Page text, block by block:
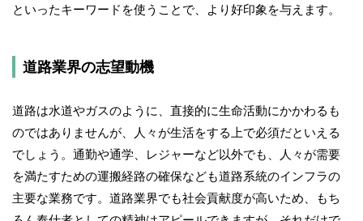
といったキーワードを使うことで、より好印象を与えます。
道路業界の志望動機
道路は水道やガスのように、直接的に生命活動にかかわるも
のではありませんが、人々が生活をする上で必須だといえる
でしょう。通勤や通学、レジャーなど以外でも、人々が需要
を満たすための運搬経路の確保なども道路系統のインフラの
主要な業務です。道路業界でも社会貢献度が高いため、もち